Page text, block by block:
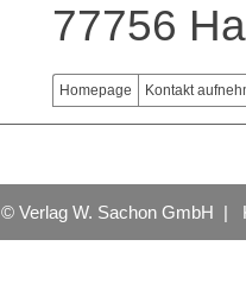
77756
Homepage Kontakt
© Verlag W. Sachon GmbH |